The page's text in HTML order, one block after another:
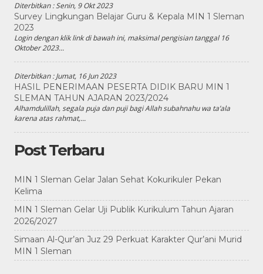
Diterbitkan :Senin, 9 Okt 2023
Survey Lingkungan Belajar Guru & Kepala MIN 1 Sleman
2023
Login dengan klik link di bawah ini, maksimal pengisian tanggal 16
Oktober 2023...
Diterbitkan :Jumat, 16 Jun 2023
HASIL PENERIMAAN PESERTA DIDIK BARU MIN 1
SLEMAN TAHUN AJARAN 2023/2024
Alhamdulillah, segala puja dan puji bagi Allah subahnahu wa ta’ala
karena atas rahmat,...
Post Terbaru
MIN 1 Sleman Gelar Jalan Sehat Kokurikuler Pekan
Kelima
MIN 1 Sleman Gelar Uji Publik Kurikulum Tahun Ajaran
2026/2027
Simaan Al-Qur’an Juz 29 Perkuat Karakter Qur’ani Murid
MIN 1 Sleman